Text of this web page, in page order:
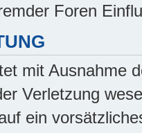
Foren
mit Ausnahme
Verletzung
ein